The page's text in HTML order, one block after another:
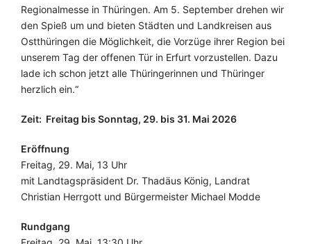
Regionalmesse in Thüringen. Am 5. September drehen wir
den Spieß um und bieten Städten und Landkreisen aus
Ostthüringen die Möglichkeit, die Vorzüge ihrer Region bei
unserem Tag der offenen Tür in Erfurt vorzustellen. Dazu
lade ich schon jetzt alle Thüringerinnen und Thüringer
herzlich ein.“
Zeit: Freitag bis Sonntag, 29. bis 31. Mai 2026
Eröffnung
Freitag, 29. Mai, 13 Uhr
mit Landtagspräsident Dr. Thadäus König, Landrat
Christian Herrgott und Bürgermeister Michael Modde
Rundgang